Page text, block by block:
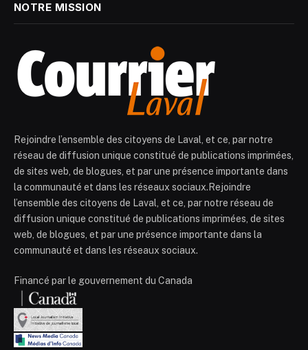
NOTRE MISSION
Rejoindre l’ensemble des citoyens de Laval, et ce, par notre
réseau de diffusion unique constitué de publications imprimées,
de sites web, de blogues, et par une présence importante dans
la communauté et dans les réseaux sociaux.Rejoindre
l’ensemble des citoyens de Laval, et ce, par notre réseau de
diffusion unique constitué de publications imprimées, de sites
web, de blogues, et par une présence importante dans la
communauté et dans les réseaux sociaux.
Financé par le gouvernement du Canada